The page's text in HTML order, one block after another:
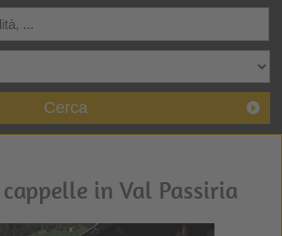
Cerca
cappelle in Val Passiria